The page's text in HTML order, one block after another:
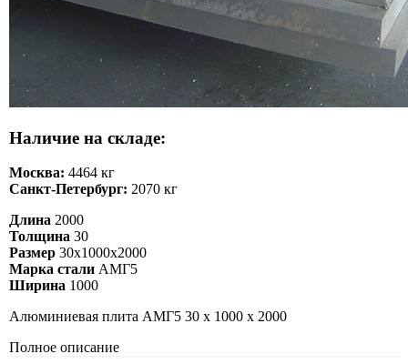
Наличие на складе:
Москва: 4464 кг
Санкт-Петербург: 2070 кг
Длина 2000
Толщина 30
Размер 30х1000х2000
Марка стали АМГ5
Ширина 1000
Алюминиевая плита АМГ5 30 х 1000 х 2000
Полное описание